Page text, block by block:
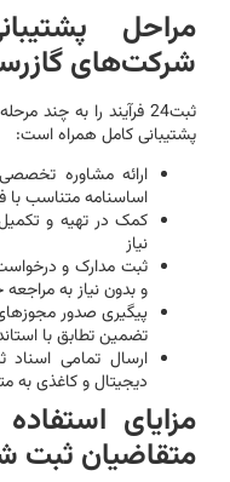
شرکت‌های
ثبت24 فرآیند را به
پشتیبانی کامل همراه است:
ارائه مشاوره
اساسنامه متناسب با
کمک در تهیه و
نیاز
ثبت مدارک و
و بدون نیاز به
پیگیری صدور
تضمین تطابق با
ارسال تمامی
دیجیتال و کاغذی به
متقاضیان ثبت